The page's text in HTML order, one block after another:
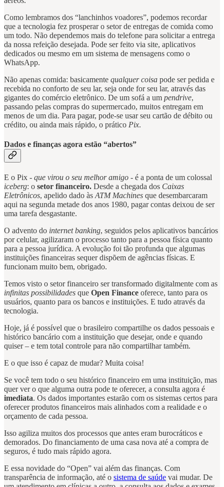
Como lembramos dos “lanchinhos voadores”, podemos recordar
que a tecnologia fez prosperar o setor de entregas de comida como
um todo. Não dependemos mais do telefone para solicitar a entrega
da nossa refeição desejada. Pode ser feito via site, aplicativos
dedicados ou mesmo em um sistema de mensagens como o
WhatsApp.
Não apenas comida: basicamente qualquer coisa pode ser pedida e
recebida no conforto de seu lar, seja onde for seu lar, através das
gigantes do comércio eletrônico. De um sofá a um pendrive,
passando pelas compras do supermercado, muitos entregam em
menos de um dia. Para pagar, pode-se usar seu cartão de débito ou
crédito, ou ainda mais rápido, o prático Pix.
Dados e finanças agora estão “abertos”
E o Pix - que virou o seu melhor amigo - é a ponta de um colossal
iceberg: o setor financeiro. Desde a chegada dos Caixas
Eletrônicos, apelido dado às ATM Machines que desembarcaram
aqui na segunda metade dos anos 1980, pagar contas deixou de ser
uma tarefa desgastante.
O advento do internet banking, seguidos pelos aplicativos bancários
por celular, agilizaram o processo tanto para a pessoa física quanto
para a pessoa jurídica. A evolução foi tão profunda que algumas
instituições financeiras sequer dispõem de agências físicas. E
funcionam muito bem, obrigado.
Temos visto o setor financeiro ser transformado digitalmente com as
infinitas possibilidades que Open Finance oferece, tanto para os
usuários, quanto para os bancos e instituições. E tudo através da
tecnologia.
Hoje, já é possível que o brasileiro compartilhe os dados pessoais e
histórico bancário com a instituição que desejar, onde e quando
quiser – e tem total controle para não compartilhar também.
E o que isso é capaz de mudar? Muita coisa!
Se você tem todo o seu histórico financeiro em uma instituição, mas
quer ver o que alguma outra pode te oferecer, a consulta agora é
imediata. Os dados importantes estarão com os sistemas certos para
oferecer produtos financeiros mais alinhados com a realidade e o
orçamento de cada pessoa.
Isso agiliza muitos dos processos que antes eram burocráticos e
demorados. Do financiamento de uma casa nova até a compra de
seguros, é tudo mais rápido agora.
E essa novidade do “Open” vai além das finanças. Com
transparência de informação, até o sistema de saúde vai mudar. De